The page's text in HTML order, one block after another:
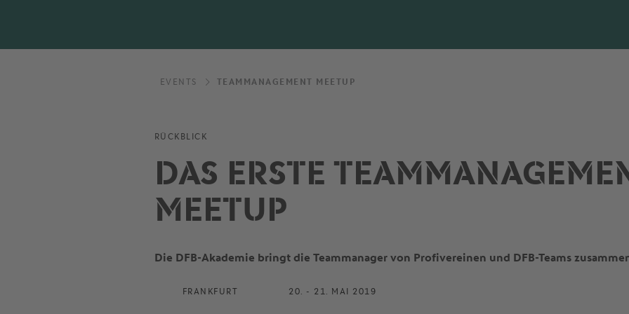
EVENTS TEAMMANAGEMENT MEETUP
RÜCKBLICK
DAS ERSTE
MEETUP
Die DFB-Akademie bringt die Teammanager von Profivereinen und DFB-Teams
FRANKFURT 20. - 21. MAI 2019